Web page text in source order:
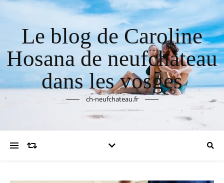
Le blog de Caroline
Hosana de neufchateau
dans les vosges
ch-neufchateau.fr